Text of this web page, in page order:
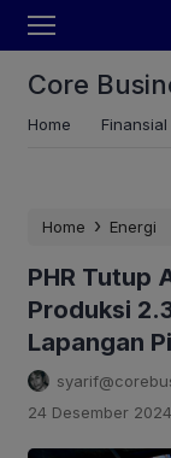
Core
Home Finansial
Home › Energi
PHR Tutup
Produksi
Lapangan
24 Desember